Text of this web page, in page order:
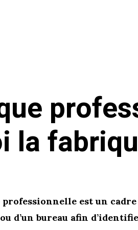
la
professionnelle est un
d’un bureau afin